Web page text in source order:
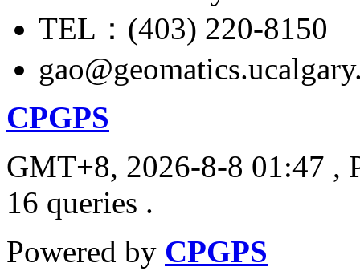
TEL：(403) 220-8150
CPGPS
GMT+8, 2026-8-8 01:47 ,
16 queries .
Powered by CPGPS